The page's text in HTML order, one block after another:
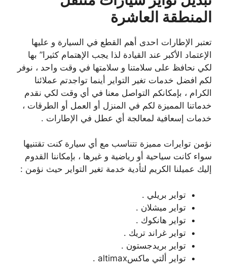
المنطقة العاشرة
تعتبر الإطارات احدى أهم القطع في السيارة و عليها
الإعتماد الأكبر عند القيادة لذا يجب الإهتمام كثيرا” بها
لكي نحافظ على سلامتنا و سلامتها في وقت واحد ، نوفر
لكم افضل خدمات تغير التواير أينما تواجدتم عملائنا
الكرام ، بإمكانكم التواصل معنا في أي وقت لكي نقدم
خدماتنا المميزة لكم في المنزل أو العمل أو الطرقات ،
خدمات إسعافية لمعالجة أي عطل في الإطارات .
نؤمن توايرات مميزة تتناسب مع أي سيارة كنت تقتنيها
سواء كانت سياحية أو رياضية و غيرها ، بإمكاننا القدوم
إليك عميلنا الكريم لتأدية خدمة تغير التواير حيث نؤمن :
تواير بريلي .
تواير ميشلان .
تواير هانكوك .
تواير غراند تريك .
تواير بريدجستون .
تواير ألتي ماكسaltimax .